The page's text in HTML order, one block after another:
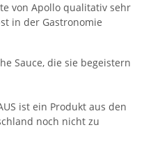
von Apollo qualitativ sehr
in der Gastronomie
Sauce, die sie begeistern
ist ein Produkt aus den
noch nicht zu